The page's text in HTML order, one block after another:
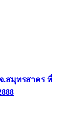
.สมุทรสาคร ที่